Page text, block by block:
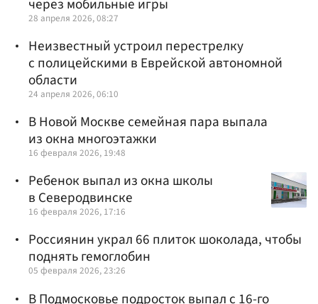
28 апреля 2026, 08:27
Неизвестный устроил перестрелку
с полицейскими в Еврейской автономной
области
24 апреля 2026, 06:10
В Новой Москве семейная пара выпала
из окна многоэтажки
16 февраля 2026, 19:48
Ребенок выпал из окна школы
в Северодвинске
16 февраля 2026, 17:16
Россиянин украл 66 плиток шоколада, чтобы
поднять гемоглобин
05 февраля 2026, 23:26
В Подмосковье подросток выпал с 16-го